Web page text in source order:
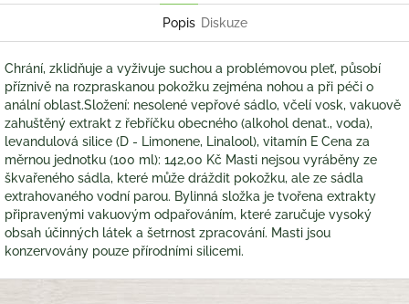
Popis Diskuze
Chrání, zklidňuje a vyživuje suchou a problémovou pleť, působí
příznivě na rozpraskanou pokožku zejména nohou a při péči o
anální oblast.Složení: nesolené vepřové sádlo, včelí vosk, vakuově
zahuštěný extrakt z řebříčku obecného (alkohol denat., voda),
levandulová silice (D - Limonene, Linalool), vitamín E Cena za
měrnou jednotku (100 ml): 142,00 Kč Masti nejsou vyráběny ze
škvařeného sádla, které může dráždit pokožku, ale ze sádla
extrahovaného vodní parou. Bylinná složka je tvořena extrakty
připravenými vakuovým odpařováním, které zaručuje vysoký
obsah účinných látek a šetrnost zpracování. Masti jsou
konzervovány pouze přírodními silicemi.